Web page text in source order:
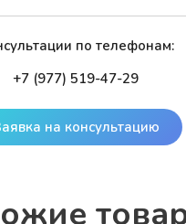
по телефонам:
+7 (977) 519-47-29
на консультацию